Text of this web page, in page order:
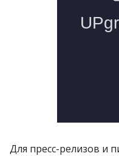
Для пресс-релизов и